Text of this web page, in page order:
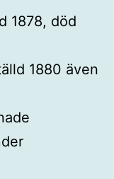
1878, död
1880 även